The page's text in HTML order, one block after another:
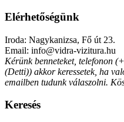
Elérhetőségünk
Iroda: Nagykanizsa, Fő út 23.
Email: info@vidra-vizitura.hu
Kérünk benneteket, telefonon
(Detti)) akkor keressetek, ha
emailben tudunk válaszolni.
Keresés